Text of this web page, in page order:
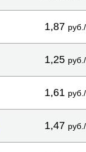
1,87
1,25
1,61
1,47